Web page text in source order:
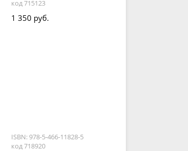
код 715123
1 350 руб.
ISBN: 978-5-466-11828-5
код 718920